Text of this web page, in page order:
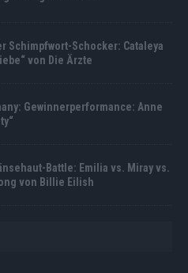
Schimpfwort-Schocker: Cataleya
von Die Ärzte
Gewinnerperformance: Anne
Battle: Emilia vs. Miray vs.
von Billie Eilish